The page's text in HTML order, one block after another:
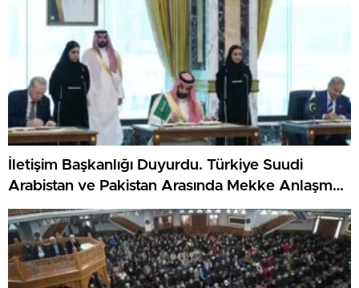
İletişim Başkanlığı Duyurdu. Türkiye Suudi
Arabistan ve Pakistan Arasında Mekke Anlaşması
İmzalandı